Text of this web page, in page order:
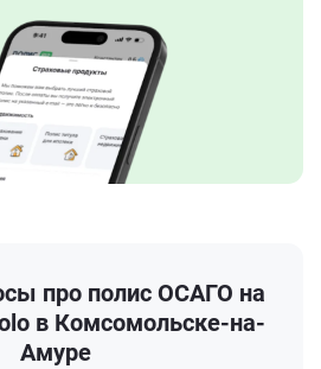
про полис ОСАГО на
в Комсомольске-на-
Амуре